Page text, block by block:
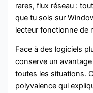
rares, flux réseau :
que tu sois sur
lecteur fonctionne de
Face à des logiciels
conserve un
toutes les situations.
polyvalence qui